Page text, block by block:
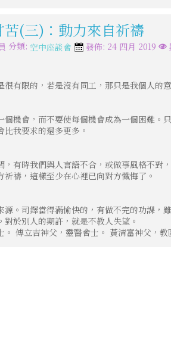
(三)：動力來自祈禱
分類: 空中座談會 發佈: 24 四月 2019
有限的，若是沒有同工，那只是我個人的
個機會，而不要使每個機會成為一個困難。
我要求的還多更多。
，有時我們與人言語不合，或做事風格不對
禱，這樣至少在心裡已向對方懺悔了。
源。司鐸當得滿愉快的，有做不完的功課，
於別人的期許，就是不教人失望。
。 傅立吉神父，靈醫會士。 黃清富神父，